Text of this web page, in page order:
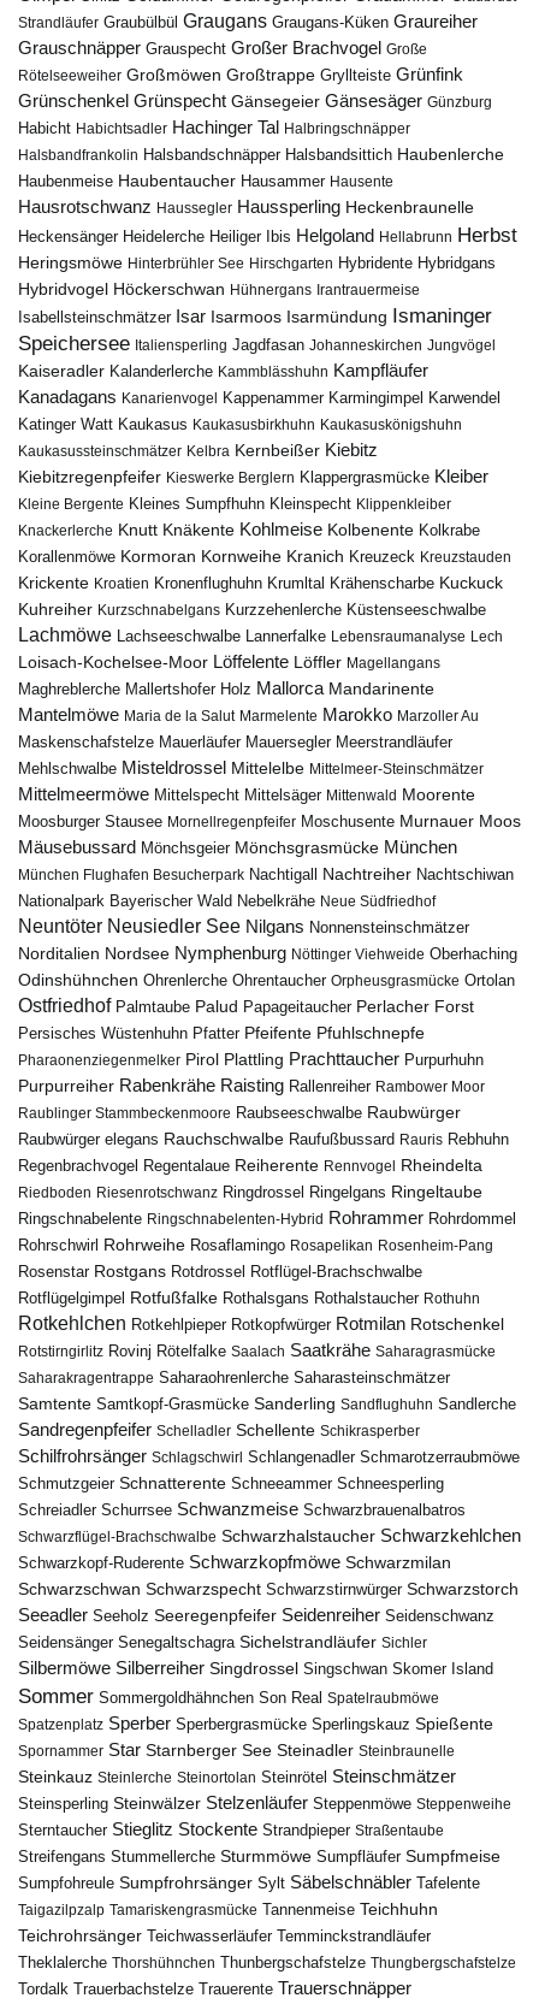
Strandläufer Graubülbül Graugans Graugans-Küken Graureiher
Grauschnäpper Grauspecht Großer Brachvogel Große
Rötelseeweiher Großmöwen Großtrappe Gryllteiste Grünfink
Grünschenkel Grünspecht Gänsegeier Gänsesäger Günzburg
Habicht Habichtsadler Hachinger Tal Halbringschnäpper
Halsbandfrankolin Halsbandschnäpper Halsbandsittich Haubenlerche
Haubenmeise Haubentaucher Hausammer Hausente
Hausrotschwanz Haussegler Haussperling Heckenbraunelle
Heckensänger Heidelerche Heiliger Ibis Helgoland Hellabrunn Herbst
Heringsmöwe Hinterbrühler See Hirschgarten Hybridente Hybridgans
Hybridvogel Höckerschwan Hühnergans Irantrauermeise
Isabellsteinschmätzer Isar Isarmoos Isarmündung Ismaninger
Speichersee Italiensperling Jagdfasan Johanneskirchen Jungvögel
Kaiseradler Kalanderlerche Kammblässhuhn Kampfläufer
Kanadagans Kanarienvogel Kappenammer Karmingimpel Karwendel
Katinger Watt Kaukasus Kaukasusbirkhuhn Kaukasuskönigshuhn
Kaukasussteinschmätzer Kelbra Kernbeißer Kiebitz
Kiebitzregenpfeifer Kieswerke Berglern Klappergrasmücke Kleiber
Kleine Bergente Kleines Sumpfhuhn Kleinspecht Klippenkleiber
Knackerlerche Knutt Knäkente Kohlmeise Kolbenente Kolkrabe
Korallenmöwe Kormoran Kornweihe Kranich Kreuzeck Kreuzstauden
Krickente Kroatien Kronenflughuhn Krumltal Krähenscharbe Kuckuck
Kuhreiher Kurzschnabelgans Kurzzehenlerche Küstenseeschwalbe
Lachmöwe Lachseeschwalbe Lannerfalke Lebensraumanalyse Lech
Loisach-Kochelsee-Moor Löffelente Löffler Magellangans
Maghreblerche Mallertshofer Holz Mallorca Mandarinente
Mantelmöwe Maria de la Salut Marmelente Marokko Marzoller Au
Maskenschafstelze Mauerläufer Mauersegler Meerstrandläufer
Mehlschwalbe Misteldrossel Mittelelbe Mittelmeer-Steinschmätzer
Mittelmeermöwe Mittelspecht Mittelsäger Mittenwald Moorente
Moosburger Stausee Mornellregenpfeifer Moschusente Murnauer Moos
Mäusebussard Mönchsgeier Mönchsgrasmücke München
München Flughafen Besucherpark Nachtigall Nachtreiher Nachtschiwan
Nationalpark Bayerischer Wald Nebelkrähe Neue Südfriedhof
Neuntöter Neusiedler See Nilgans Nonnensteinschmätzer
Norditalien Nordsee Nymphenburg Nöttinger Viehweide Oberhaching
Odinshühnchen Ohrenlerche Ohrentaucher Orpheusgrasmücke Ortolan
Ostfriedhof Palmtaube Palud Papageitaucher Perlacher Forst
Persisches Wüstenhuhn Pfatter Pfeifente Pfuhlschnepfe
Pharaonenziegenmelker Pirol Plattling Prachttaucher Purpurhuhn
Purpurreiher Rabenkrähe Raisting Rallenreiher Rambower Moor
Raublinger Stammbeckenmoore Raubseeschwalbe Raubwürger
Raubwürger elegans Rauchschwalbe Raufußbussard Rauris Rebhuhn
Regenbrachvogel Regentalaue Reiherente Rennvogel Rheindelta
Riedboden Riesenrotschwanz Ringdrossel Ringelgans Ringeltaube
Ringschnabelente Ringschnabelenten-Hybrid Rohrammer Rohrdommel
Rohrschwirl Rohrweihe Rosaflamingo Rosapelikan Rosenheim-Pang
Rosenstar Rostgans Rotdrossel
Rotflügel-Brachschwalbe
Rotflügelgimpel Rotfußfalke Rothalsgans Rothalstaucher Rothuhn
Rotkehlchen Rotkehlpieper Rotkopfwürger Rotmilan Rotschenkel
Rotstirngirlitz Rovinj Rötelfalke Saalach Saatkrähe Saharagrasmücke
Saharakragentrappe Saharaohrenlerche Saharasteinschmätzer
Samtente Samtkopf-Grasmücke Sanderling Sandflughuhn Sandlerche
Sandregenpfeifer Schelladler Schellente Schikrasperber
Schilfrohrsänger Schlagschwirl Schlangenadler Schmarotzerraubmöwe
Schmutzgeier Schnatterente Schneeammer Schneesperling
Schreiadler Schurrsee Schwanzmeise Schwarzbrauenalbatros
Schwarzflügel-Brachschwalbe Schwarzhalstaucher Schwarzkehlchen
Schwarzkopf-Ruderente Schwarzkopfmöwe Schwarzmilan
Schwarzschwan Schwarzspecht Schwarzstirnwürger Schwarzstorch
Seeadler Seeholz Seeregenpfeifer Seidenreiher Seidenschwanz
Seidensänger Senegaltschagra Sichelstrandläufer Sichler
Silbermöwe Silberreiher Singdrossel Singschwan Skomer Island
Sommer Sommergoldhähnchen Son Real Spatelraubmöwe
Spatzenplatz Sperber Sperbergrasmücke Sperlingskauz Spießente
Spornammer Star Starnberger See Steinadler Steinbraunelle
Steinkauz Steinlerche Steinortolan Steinrötel Steinschmätzer
Steinsperling Steinwälzer Stelzenläufer Steppenmöwe Steppenweihe
Sterntaucher Stieglitz Stockente Strandpieper Straßentaube
Streifengans Stummellerche Sturmmöwe Sumpfläufer Sumpfmeise
Sumpfohreule Sumpfrohrsänger Sylt Säbelschnäbler Tafelente
Taigazilpzalp Tamariskengrasmücke Tannenmeise Teichhuhn
Teichrohrsänger Teichwasserläufer Temminckstrandläufer
Theklalerche Thorshühnchen Thunbergschafstelze Thungbergschafstelze
Tordalk Trauerbachstelze Trauerente Trauerschnäpper